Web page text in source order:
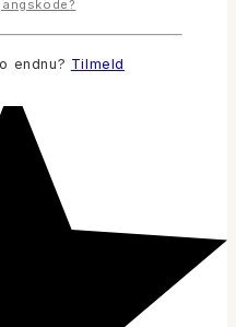
endnu? Tilmeld